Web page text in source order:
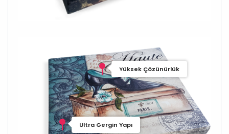
Yüksek Çözünürlük
Ultra Gergin Yapı